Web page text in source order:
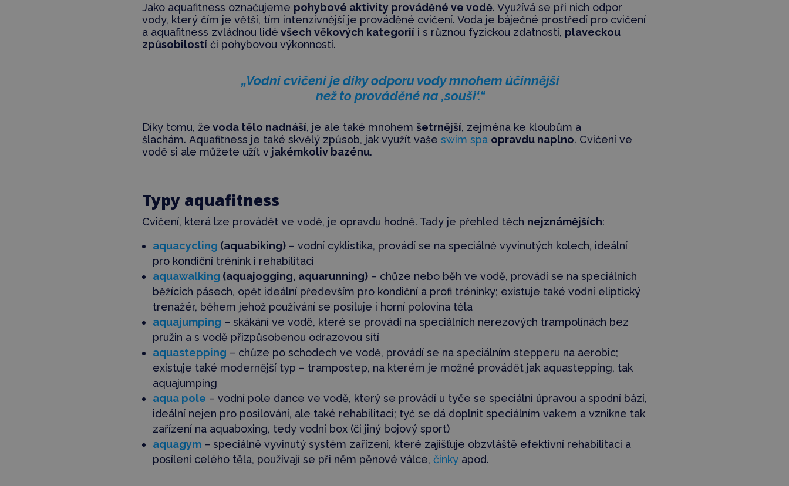
Jako aquafitness označujeme pohybové aktivity prováděné ve vodě. Využívá se při nich odpor
vody, který čím je větší, tím intenzivnější je prováděné cvičení. Voda je báječné prostředí pro cvičení
a aquafitness zvládnou lidé všech věkových kategoriíi s různou fyzickou zdatností, plaveckou
způsobilostíči pohybovou výkonností.
„Vodní cvičení je díky odporu vody mnohem účinnější
než to prováděné na ,souši‘.“
Díky tomu, že voda tělo nadnáší, je ale také mnohem šetrnější, zejména ke kloubům a
šlachám. Aquafitness je také skvělý způsob, jak využít vaše swim spa opravdu naplno. Cvičení ve
vodě si ale můžete užít vjakémkoliv bazénu.
Typy aquafitness
Cvičení, která lze provádět ve vodě, je opravdu hodně. Tady je přehled těch nejznámějších:
aquacycling (aquabiking)– vodní cyklistika, provádí se na speciálně vyvinutých kolech, ideální
pro kondiční trénink i rehabilitaci
aquawalking (aquajogging, aquarunning)– chůze nebo běh ve vodě, provádí se na speciálních
běžících pásech, opět ideální především pro kondiční a profi tréninky; existuje také vodní eliptický
trenažér, během jehož používání se posiluje i horní polovina těla
aquajumping – skákání ve vodě, které se provádí na speciálních nerezových trampolínách bez
pružin a s vodě přizpůsobenou odrazovou sítí
aquastepping – chůze po schodech ve vodě, provádí se na speciálním stepperu na aerobic;
existuje také modernější typ – trampostep, na kterém je možné provádět jak aquastepping, tak
aquajumping
aqua pole – vodní pole dance ve vodě, který se provádí u tyče se speciální úpravou a spodní bází,
ideální nejen pro posilování, ale také rehabilitaci; tyč se dá doplnit speciálním vakem a vznikne tak
zařízení na aquaboxing, tedy vodní box (či jiný bojový sport)
aquagym – speciálně vyvinutý systém zařízení, které zajišťuje obzvláště efektivní rehabilitaci a
posílení celého těla, používají se při něm pěnové válce, činkyapod.